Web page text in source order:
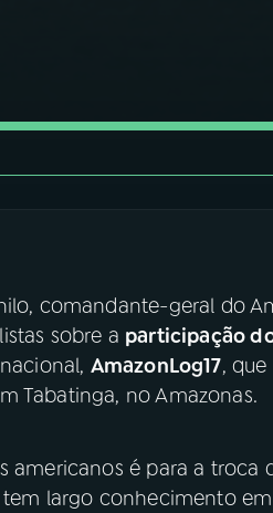
comandante-geral do
sobre a participação
AmazonLog17, que
Tabatinga, no Amazonas.
é para a troca
largo conhecimento